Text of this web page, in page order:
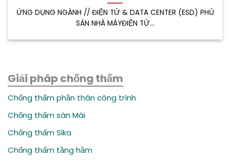
ỨNG DỤNG NGÀNH // ĐIỆN TỬ & DATA CENTER (ESD) PHỦ
SÀN NHÀ MÁYĐIỆN TỬ...
Giải pháp chống thấm
Chống thấm phần thân công trình
Chống thấm sàn Mái
Chống thấm Sika
Chống thấm tầng hầm